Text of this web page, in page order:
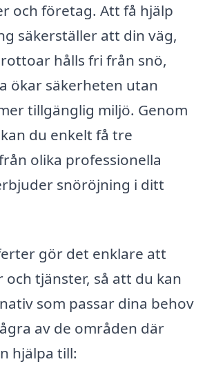
och företag. Att få hjälp
säkerställer att din väg,
hålls fri från snö,
ökar säkerheten utan
tillgänglig miljö. Genom
du enkelt få tre
olika professionella
snöröjning i ditt
gör det enklare att
tjänster, så att du kan
som passar dina behov
av de områden där
hjälpa till: